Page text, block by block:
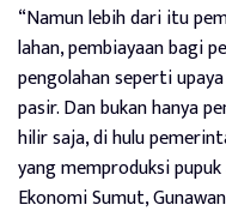
“Namun lebih dari itu
lahan, pembiayaan bagi
pengolahan seperti
pasir. Dan bukan hanya
hilir saja, di hulu
yang memproduksi
Ekonomi Sumut,